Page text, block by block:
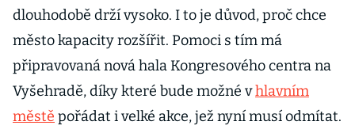
dlouhodobě drží vysoko. I to je důvod, proč chce
město kapacity rozšířit. Pomoci s tím má
připravovaná nová hala Kongresového centra na
Vyšehradě, díky které bude možné vhlavním
městě pořádat i velké akce, jež nyní musí odmítat.